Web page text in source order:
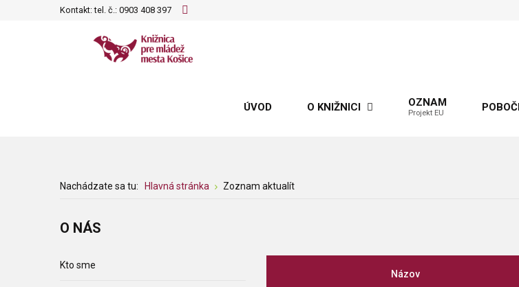
Kontakt: tel. č.: 0903 408 397
ÚVOD O KNIŽNICI OZNAM
Projekt EU
Nachádzate sa tu: Hlavná stránka Zoznam aktualít
Názov
O NÁS
Kto sme